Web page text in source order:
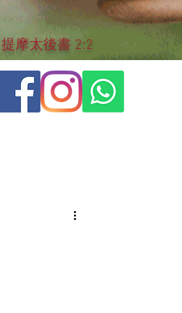
摩太後書 2:2